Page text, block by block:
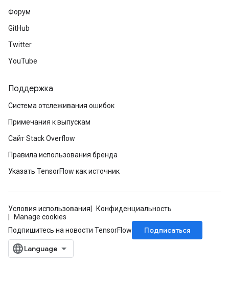
Форум
GitHub
Twitter
YouTube
Поддержка
Система отслеживания ошибок
Примечания к выпускам
Сайт Stack Overflow
Правила использования бренда
Указать TensorFlow как источник
Условия использования
Конфиденциальность
Manage cookies
Подпишитесь на новости TensorFlow
Подписаться